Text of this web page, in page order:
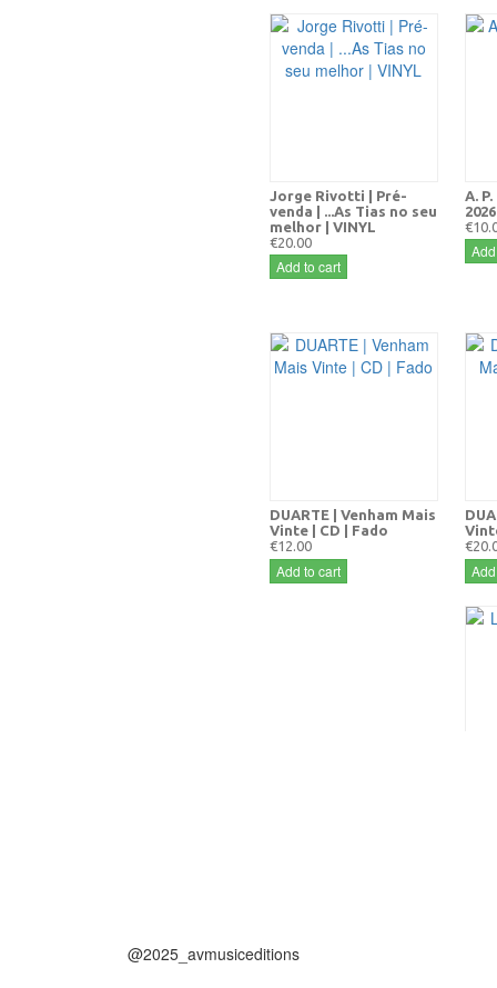
@2025_avmusiceditions
Jorge Rivotti | Pré-
venda | ...As Tias no seu
melhor | VINYL
€20.00
Add to cart
A.
DUARTE | Venham Mais
Vinte | CD | Fado
€12.00
Add to cart